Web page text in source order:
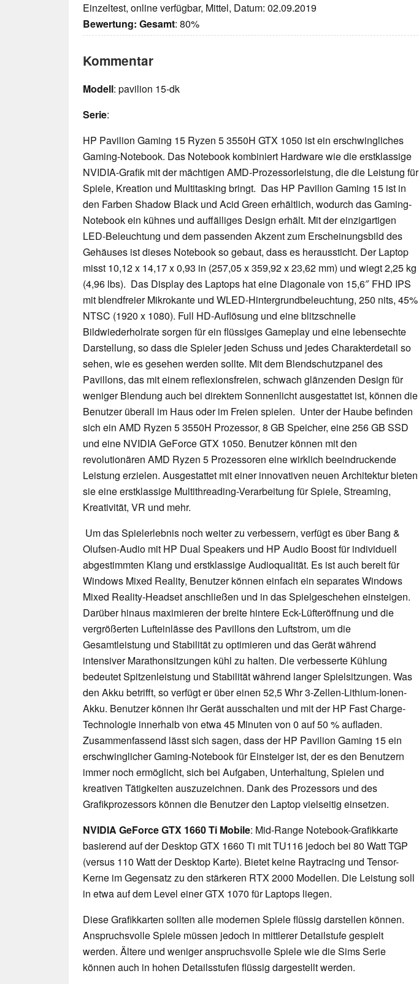
Einzeltest, online verfügbar, Mittel, Datum: 02.09.2019
Bewertung: Gesamt: 80%
Kommentar
Modell: pavilion 15-dk
Serie:
HP Pavilion Gaming 15 Ryzen 5 3550H GTX 1050 ist ein erschwingliches
Gaming-Notebook. Das Notebook kombiniert Hardware wie die erstklassige
NVIDIA-Grafik mit der mächtigen AMD-Prozessorleistung, die die Leistung für
Spiele, Kreation und Multitasking bringt. Das HP Pavilion Gaming 15 ist in
den Farben Shadow Black und Acid Green erhältlich, wodurch das Gaming-
Notebook ein kühnes und auffälliges Design erhält. Mit der einzigartigen
LED-Beleuchtung und dem passenden Akzent zum Erscheinungsbild des
Gehäuses ist dieses Notebook so gebaut, dass es heraussticht. Der Laptop
misst 10,12 x 14,17 x 0,93 in (257,05 x 359,92 x 23,62 mm) und wiegt 2,25 kg
(4,96 lbs). Das Display des Laptops hat eine Diagonale von 15,6″ FHD IPS
mit blendfreier Mikrokante und WLED-Hintergrundbeleuchtung, 250 nits, 45%
NTSC (1920 x 1080). Full HD-Auflösung und eine blitzschnelle
Bildwiederholrate sorgen für ein flüssiges Gameplay und eine lebensechte
Darstellung, so dass die Spieler jeden Schuss und jedes Charakterdetail so
sehen, wie es gesehen werden sollte. Mit dem Blendschutzpanel des
Pavillons, das mit einem reflexionsfreien, schwach glänzenden Design für
weniger Blendung auch bei direktem Sonnenlicht ausgestattet ist, können die
Benutzer überall im Haus oder im Freien spielen. Unter der Haube befinden
sich ein AMD Ryzen 5 3550H Prozessor, 8 GB Speicher, eine 256 GB SSD
und eine NVIDIA GeForce GTX 1050. Benutzer können mit den
revolutionären AMD Ryzen 5 Prozessoren eine wirklich beeindruckende
Leistung erzielen. Ausgestattet mit einer innovativen neuen Architektur bieten
sie eine erstklassige Multithreading-Verarbeitung für Spiele, Streaming,
Kreativität, VR und mehr.
Um das Spielerlebnis noch weiter zu verbessern, verfügt es über Bang &
Olufsen-Audio mit HP Dual Speakers und HP Audio Boost für individuell
abgestimmten Klang und erstklassige Audioqualität. Es ist auch bereit für
Windows Mixed Reality, Benutzer können einfach ein separates Windows
Mixed Reality-Headset anschließen und in das Spielgeschehen einsteigen.
Darüber hinaus maximieren der breite hintere Eck-Lüfteröffnung und die
vergrößerten Lufteinlässe des Pavillons den Luftstrom, um die
Gesamtleistung und Stabilität zu optimieren und das Gerät während
intensiver Marathonsitzungen kühl zu halten. Die verbesserte Kühlung
bedeutet Spitzenleistung und Stabilität während langer Spielsitzungen. Was
den Akku betrifft, so verfügt er über einen 52,5 Whr 3-Zellen-Lithium-Ionen-
Akku. Benutzer können ihr Gerät ausschalten und mit der HP Fast Charge-
Technologie innerhalb von etwa 45 Minuten von 0 auf 50 % aufladen.
Zusammenfassend lässt sich sagen, dass der HP Pavilion Gaming 15 ein
erschwinglicher Gaming-Notebook für Einsteiger ist, der es den Benutzern
immer noch ermöglicht, sich bei Aufgaben, Unterhaltung, Spielen und
kreativen Tätigkeiten auszuzeichnen. Dank des Prozessors und des
Grafikprozessors können die Benutzer den Laptop vielseitig einsetzen.
NVIDIA GeForce GTX 1660 Ti Mobile: Mid-Range Notebook-Grafikkarte
basierend auf der Desktop GTX 1660 Ti mit TU116 jedoch bei 80 Watt TGP
(versus 110 Watt der Desktop Karte). Bietet keine Raytracing und Tensor-
Kerne im Gegensatz zu den stärkeren RTX 2000 Modellen. Die Leistung soll
in etwa auf dem Level einer GTX 1070 für Laptops liegen.
Diese Grafikkarten sollten alle modernen Spiele flüssig darstellen können.
Anspruchsvolle Spiele müssen jedoch in mittlerer Detailstufe gespielt
werden. Ältere und weniger anspruchsvolle Spiele wie die Sims Serie
können auch in hohen Detailsstufen flüssig dargestellt werden.